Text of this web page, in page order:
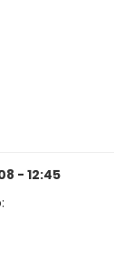
- 12:45